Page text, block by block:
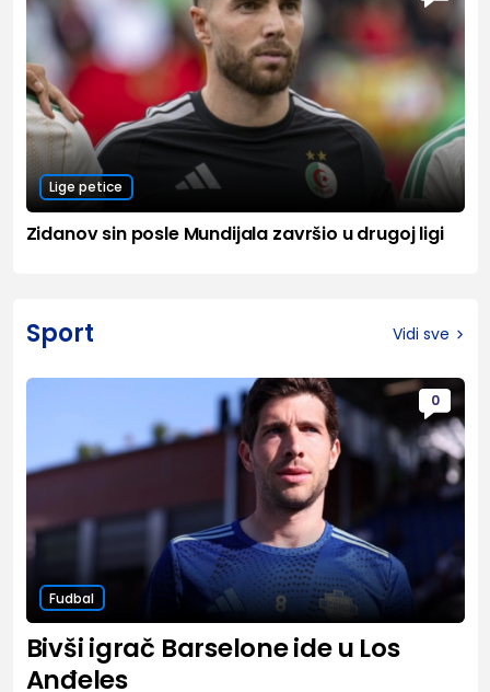
Lige petice
Zidanov sin posle Mundijala završio u drugoj ligi
Sport Vidi sve
0
Fudbal
Bivši igrač Barselone ide u Los
Anđeles